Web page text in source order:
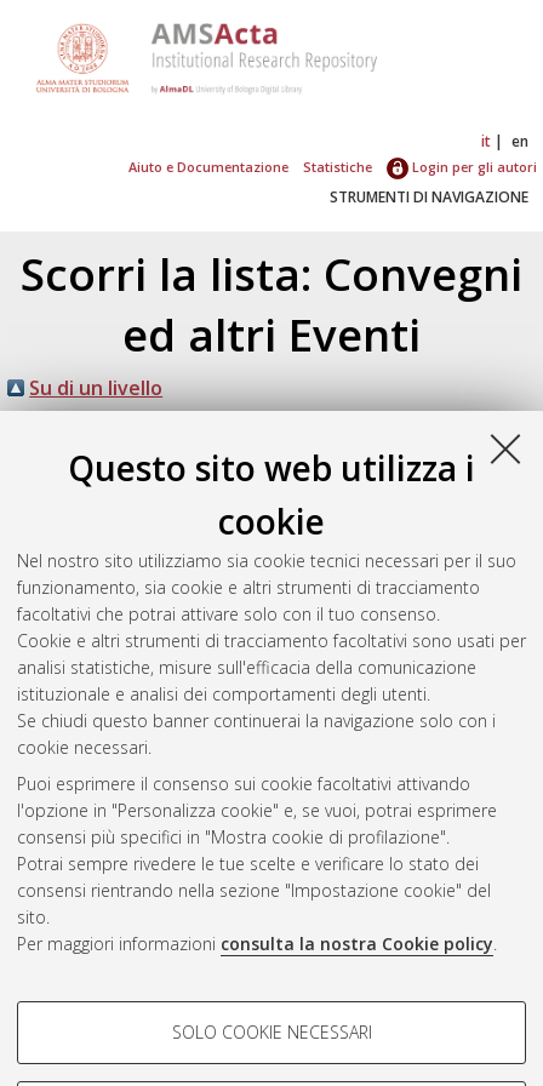
Questo sito web utilizza i
cookie
Nel nostro sito utilizziamo sia cookie tecnici necessari per il suo
funzionamento, sia cookie e altri strumenti di tracciamento
facoltativi che potrai attivare solo con il tuo consenso.
Cookie e altri strumenti di tracciamento facoltativi sono usati per
analisi statistiche, misure sull'efficacia della comunicazione
istituzionale e analisi dei comportamenti degli utenti.
Se chiudi questo banner continuerai la navigazione solo con i
cookie necessari.
Puoi esprimere il consenso sui cookie facoltativi attivando
l'opzione in "Personalizza cookie" e, se vuoi, potrai esprimere
consensi più specifici in "Mostra cookie di profilazione".
Potrai sempre rivedere le tue scelte e verificare lo stato dei
consensi rientrando nella sezione "Impostazione cookie" del
sito.
Per maggiori informazioni consulta la nostra Cookie policy.
COOKIE DI PROFILAZIONE -
SOLO COOKIE NECESSARI
it en
Aiuto e Documentazione Statistiche Login per gli autori
STRUMENTI DI NAVIGAZIONE
Scorri la lista: Convegni
ed altri Eventi
Su di un livello
RSS 1.0
RSS 2.0
Galli, Claudio(2004)Minimo intervento e facilitazione della
lettura.In: Il minimo intervento nel restauro, 18-19 giugno
2004, Siena.
Questa lista e' stata generata ilThu Aug 6 18:21:48 2026
CEST
Atom
Rss
2.0
AMS Acta
ISSN: 2038-7954
re3data.org -
doi.org/10.17616/R3P19R
Servizio implementato e
Impostazioni Cookie
repository